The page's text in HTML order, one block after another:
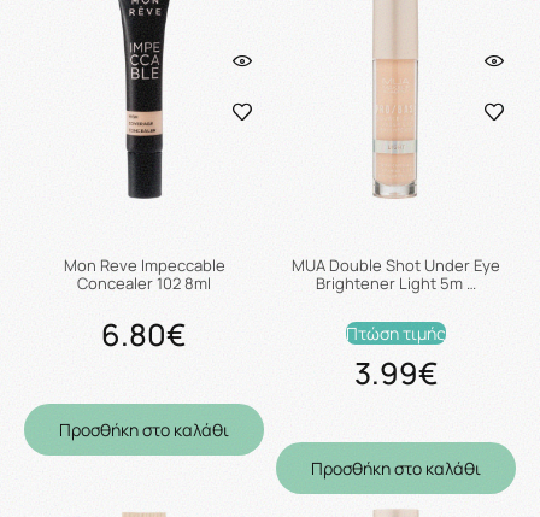
Mon Reve Impeccable
Concealer 102 8ml
6.80€
Προσθήκη στο καλάθι
MUA Double Shot Under Eye
Brightener Light 5m …
Πτώση τιμής
3.99€
Προσθήκη στο καλάθι